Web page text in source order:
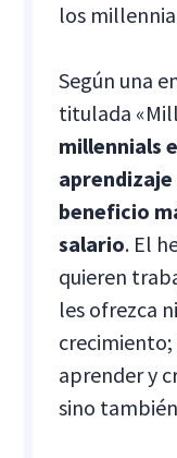
los
Según una
titulada
millennials
beneficio
salario. El
quieren
les ofrezca
aprender y
sino